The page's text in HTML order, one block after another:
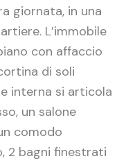
giornata, in una
L’immobile
con affaccio
di soli
interna si articola
un salone
comodo
2 bagni finestrati